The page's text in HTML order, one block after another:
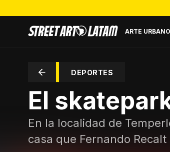
ARTE URBANO
DEPORTES
El
En la localidad de
casa que Fernando